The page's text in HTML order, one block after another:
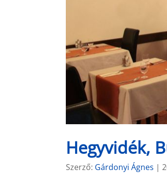
Hegyvidék,
Szerző: Gárdonyi Ágnes |